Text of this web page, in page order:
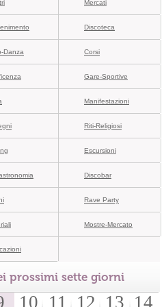
Mercati
Discoteca
Danza Corsi
Gare-Sportive
Manifestazioni
Riti-Religiosi
Escursioni
Discobar
Rave Party
Mostre-Mercato
prossimi sette giorni
10 11 12 13 14